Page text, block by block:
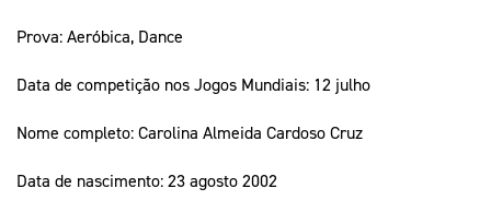
Prova: Aeróbica, Dance
Data de competição nos Jogos Mundiais: 12 julho
Nome completo: Carolina Almeida Cardoso Cruz
Data de nascimento: 23 agosto 2002